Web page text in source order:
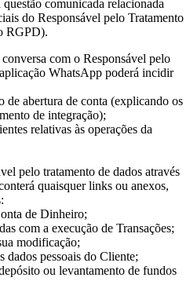
comunicada relacionada
do Responsável pelo Tratamento
RGPD).
com o Responsável pelo
WhatsApp poderá incidir
de abertura de conta (explicando os
de integração);
relativas às operações da
pelo tratamento de dados através
quaisquer links ou anexos,
de Dinheiro;
com a execução de Transações;
modificação;
dados pessoais do Cliente;
ou levantamento de fundos